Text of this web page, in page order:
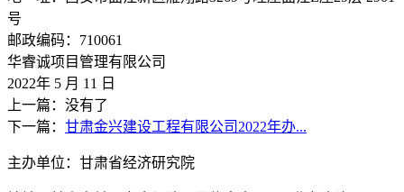
号
邮政编码：710061
华睿诚项目管理有限公司
2022年 5 月 11 日
上一篇：没有了
下一篇： 甘肃金兴建设工程有限公司2022年办...
主办单位：甘肃省经济研究院